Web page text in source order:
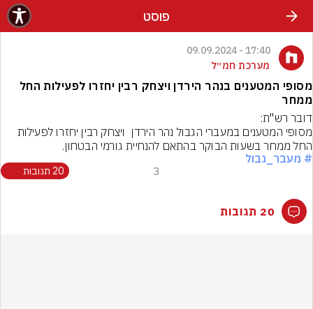
פוסט
17:40 - 09.09.2024
מערכת חמ״ל
מסופי המטענים בנהר הירדן ויצחק רבין יחזרו לפעילות החל
ממחר
החל ממחר בשעות הבוקר בהתאם להנחיית גורמי הבטחון.
# מעבר_גבול
3 20 תגובות
20 תגובות